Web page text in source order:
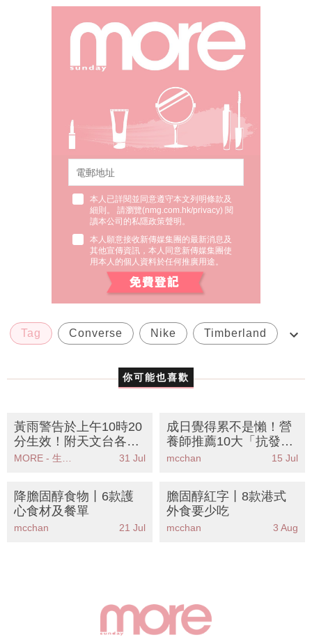
本人已詳閱並同意遵守本文列明條款及
細則。 請瀏覽(nmg.com.hk/privacy) 閱
讀本公司的私隱政策聲明。
本人願意接收新傳媒集團的最新消息及
其他宣傳資訊，本人同意新傳媒集團使
用本人的個人資料於任何推廣用途。
Tag Converse Nike Timberland
你可能也喜歡
黃雨警告於上午10時20
分生效！附天文台各區
雨量分佈圖
MORE - 生活品味 31 Jul
成日覺得累不是懶！營
養師推薦10大「抗發炎
食物」清單 告別水腫皮
mcchan 15 Jul
降膽固醇食物丨6款護
心食材及餐單
mcchan 21 Jul
膽固醇紅字丨8款港式
外食要少吃
mcchan 3 Aug